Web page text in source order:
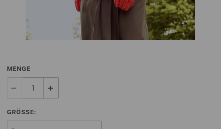
MENGE
GRÖSSE: